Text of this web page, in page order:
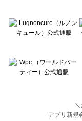
アプリ新規